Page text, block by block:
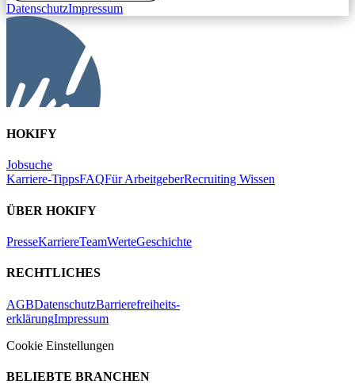
DatenschutzImpressum
HOKIFY
Jobsuche
Karriere-TippsFAQFür ArbeitgeberRecruiting Wissen
ÜBER HOKIFY
PresseKarriereTeamWerteGeschichte
RECHTLICHES
AGBDatenschutzBarrierefreiheits-
erklärungImpressum
Cookie Einstellungen
BELIEBTE BRANCHEN